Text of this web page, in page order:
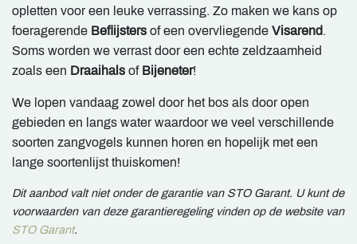
opletten voor een leuke verrassing. Zo maken we kans op
foeragerende Beflijsters of een overvliegende Visarend.
Soms worden we verrast door een echte zeldzaamheid
zoals een Draaihals of Bijeneter!
We lopen vandaag zowel door het bos als door open
gebieden en langs water waardoor we veel verschillende
soorten zangvogels kunnen horen en hopelijk met een
lange soortenlijst thuiskomen!
Dit aanbod valt niet onder de garantie van STO Garant. U kunt de
voorwaarden van deze garantieregeling vinden op de website van
STO Garant.